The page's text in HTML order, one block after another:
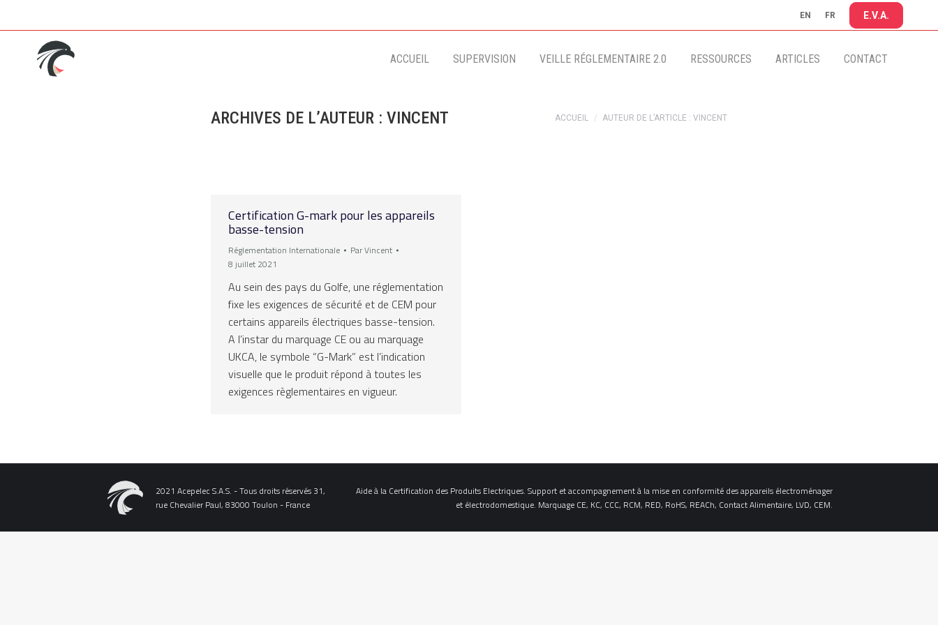
EN FR E.V.A.
ACCUEIL SUPERVISION VEILLE RÉGLEMENTAIRE 2.0 RESSOURCES ARTICLES CONTACT
ARCHIVES DE L’AUTEUR :VINCENT Vous êtes ici :
ACCUEIL AUTEUR DE L’ARTICLE : VINCENT
Certification G-mark pour les appareils
basse-tension
Réglementation Internationale ParVincent
8 juillet 2021
Au sein des pays du Golfe, une réglementation
fixe les exigences de sécurité et de CEM pour
certains appareils électriques basse-tension.
A l’instar du marquage CE ou au marquage
UKCA, le symbole “G-Mark” est l’indication
visuelle que le produit répond à toutes les
exigences règlementaires en vigueur.
2021 Acepelec S.A.S. - Tous droits réservés 31,
rue Chevalier Paul, 83000 Toulon - France
Aide à la Certification des Produits Electriques. Support et accompagnement à la mise en conformité des appareils électroménager
et électrodomestique. Marquage CE, KC, CCC, RCM, RED, RoHS, REACh, Contact Alimentaire, LVD, CEM.